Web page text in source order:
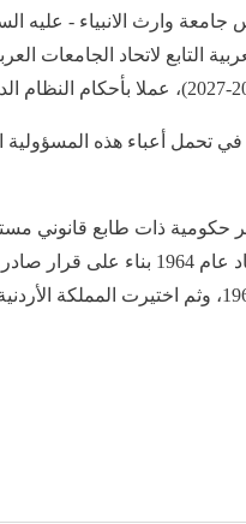
2024) اختياركم (رئيس جامعة وارث
التابع لاتحاد الجامعات
تحمل أعباء هذه المسؤولية
جامعة عربية في الوقت الحالي، تأسس
الأمانة العامة المؤقتة في القاهرة في عام 1969،